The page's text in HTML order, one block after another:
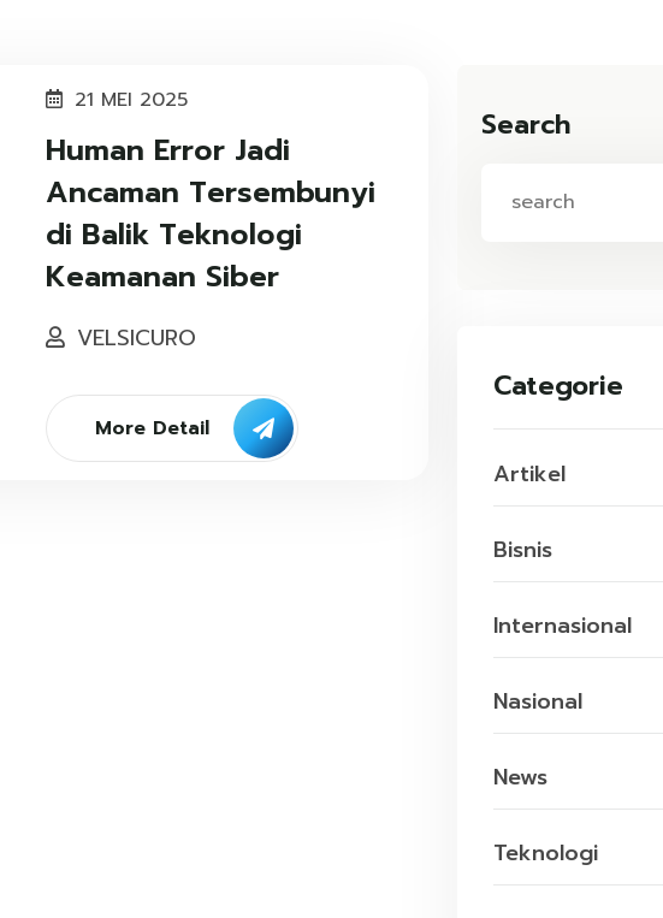
21 MEI 2025
Human Error Jadi
Ancaman Tersembunyi
di Balik Teknologi
Keamanan Siber
VELSICURO
More Detail
Search
Categorie
Artikel
Bisnis
Internasional
Nasional
News
Teknologi